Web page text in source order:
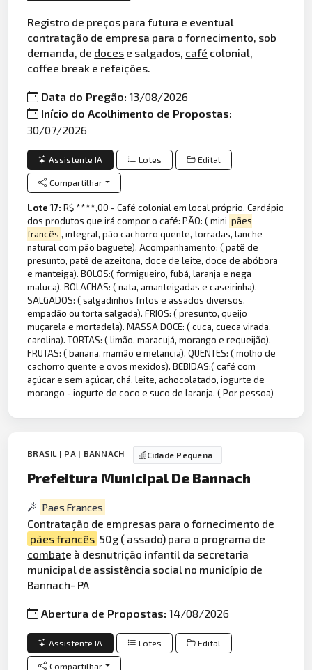
Registro de preços para futura e eventual
contratação de empresa para o fornecimento, sob
demanda, de doces e salgados, café colonial,
coffee break e refeições.
Data do Pregão:13/08/2026
Início do Acolhimento de Propostas:
30/07/2026
Assistente IA Lotes Edital
Compartilhar
Lote 17:R$ ****,00 - Café colonial em local próprio. Cardápio
dos produtos que irá compor o café: PÃO: ( mini pães
francês , integral, pão cachorro quente, torradas, lanche
natural com pão baguete). Acompanhamento: ( patê de
presunto, patê de azeitona, doce de leite, doce de abóbora
e manteiga). BOLOS:( formigueiro, fubá, laranja e nega
maluca). BOLACHAS: ( nata, amanteigadas e caseirinha).
SALGADOS: ( salgadinhos fritos e assados diversos,
empadão ou torta salgada). FRIOS: ( presunto, queijo
muçarela e mortadela). MASSA DOCE: ( cuca, cueca virada,
carolina). TORTAS: ( limão, maracujá, morango e requeijão).
FRUTAS: ( banana, mamão e melancia). QUENTES: ( molho de
cachorro quente e ovos mexidos). BEBIDAS:( café com
açúcar e sem açúcar, chá, leite, achocolatado, iogurte de
morango - iogurte de coco e suco de laranja. ( Por pessoa)
BRASIL | PA | BANNACH Cidade Pequena
Prefeitura Municipal De Bannach
Paes Frances
Contratação de empresas para o fornecimento de
pães francês 50g ( assado) para o programa de
combate à desnutrição infantil da secretaria
municipal de assistência social no município de
Bannach- PA
Abertura de Propostas:14/08/2026
Assistente IA Lotes Edital
Compartilhar